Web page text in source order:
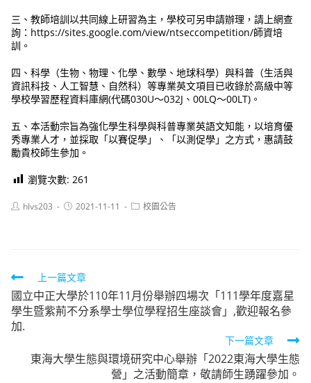
三、教師培訓以共同線上研習為主，學校可另申請辦理，請上網查
詢：https://sites.google.com/view/ntseccompetition/師資培
訓。
四、科學（生物、物理、化學、數學、地球科學）與科普（生活與
資訊科技、人工智慧、自然科）等專業英文項目已收錄於高級中等
學校學習歷程資料庫網(代碼030U～032J、00LQ～00LT)。
五、本活動宗旨為強化學生科學與科普專業英語文知能，以培育優
秀專業人才，並採取「以賽促學」、「以測促學」之方式，惠請鼓
勵貴校師生參加。
瀏覽次數: 261
Posthlvs203
Post2021-11-11
Post校園公告
Read
more
articles
上一篇文章
國立中正大學於110年11月份舉辦四場次「111學年度嘉星
學生暨紫荊不分系學士學位學程招生座談會」,歡迎報名參
加.
下一篇文章
東海大學生態與環境研究中心舉辦「2022東海大學生態
營」之活動簡章，敬請師生踴躍參加。